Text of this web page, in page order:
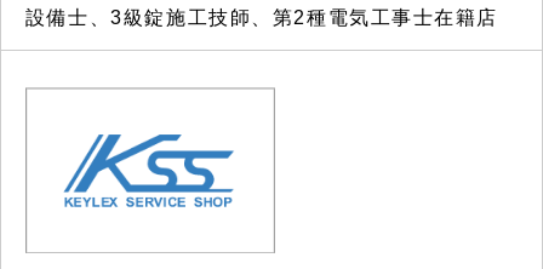
設備士、3級錠施工技師、第2種電気工事士在籍店